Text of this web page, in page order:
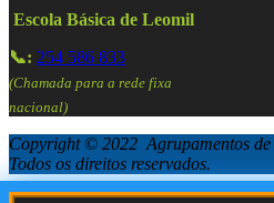
Escola Básica de Leomil
📞: 254 586 833
(Chamada para a rede fixa
nacional)
Copyright © 2022 Agrupamentos
Todos os direitos reservados.